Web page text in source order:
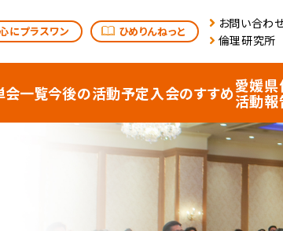
にプラスワン ひめりんねっと
お問い合わ
倫理研究所
会⼀覧今後の活動予定⼊会のすすめ愛媛
活動報